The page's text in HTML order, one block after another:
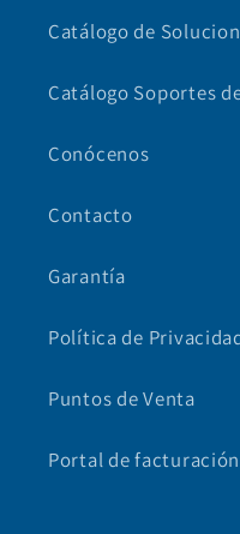
Catálogo de
Catálogo Soportes
Conócenos
Contacto
Garantía
Política de
Puntos de Venta
Portal de facturación